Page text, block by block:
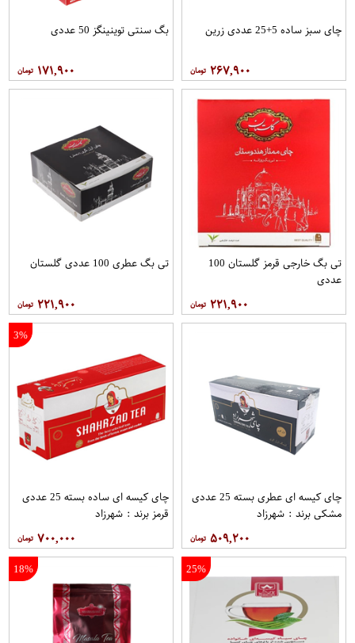
چای سبز ساده 5+25 عددی زرین
۲۶۷,۹۰۰
بگ سنتی توینینگز 50 عددی
۱۷۱,۹۰۰
تی بگ خارجی قرمز گلستان 100
عددی
۲۲۱,۹۰۰
تی بگ عطری 100 عددی گلستان
۲۲۱,۹۰۰
چای کیسه ای عطری بسته 25 عددی
مشکی برند : شهرزاد
۵۰۹,۲۰۰
3%
چای کیسه ای ساده بسته 25 عددی
قرمز برند : شهرزاد
۷۰۰,۰۰۰
25%
18%